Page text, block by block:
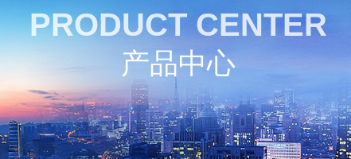
PRODUCT CENTER
产品中心